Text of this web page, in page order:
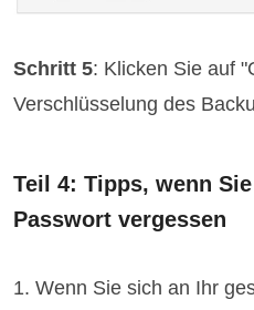
Schritt 5: Klicken Sie auf
Verschlüsselung des
Teil 4: Tipps, wenn
Passwort vergessen
1. Wenn Sie sich an Ihr